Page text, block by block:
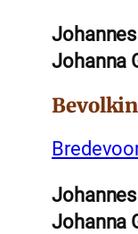
Johanna
Johanna